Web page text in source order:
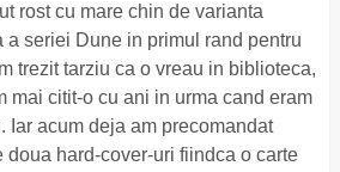
rost cu mare chin de varianta
a seriei Dune in primul rand pentru
trezit tarziu ca o vreau in biblioteca,
mai citit-o cu ani in urma cand eram
Iar acum deja am precomandat
doua hard-cover-uri fiindca o carte